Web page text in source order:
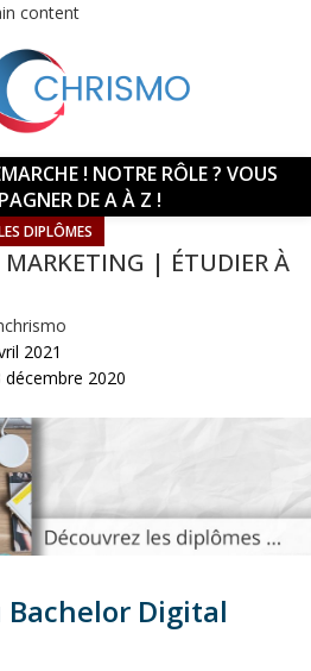
content
! NOTRE RÔLE ? VOUS
DE A À Z !
DIPLÔMES
| ÉTUDIER À
2021
décembre 2020
Digital